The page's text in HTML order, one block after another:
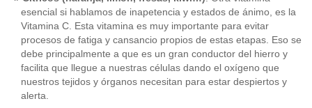
esencial si hablamos de inapetencia y estados de ánimo, es la
Vitamina C. Esta vitamina es muy importante para evitar
procesos de fatiga y cansancio propios de estas etapas. Eso se
debe principalmente a que es un gran conductor del hierro y
facilita que llegue a nuestras células dando el oxígeno que
nuestros tejidos y órganos necesitan para estar despiertos y
alerta.